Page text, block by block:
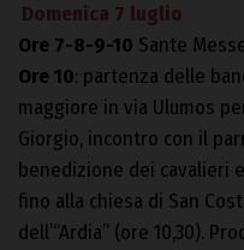
Domenica 7 luglio
Ore 7-8-9-10 Sante
Ore 10: partenza delle
maggiore in via Ulumos
Giorgio, incontro con il
benedizione dei cavalieri
fino alla chiesa di San
dell’“Ardia” (ore 10,30).